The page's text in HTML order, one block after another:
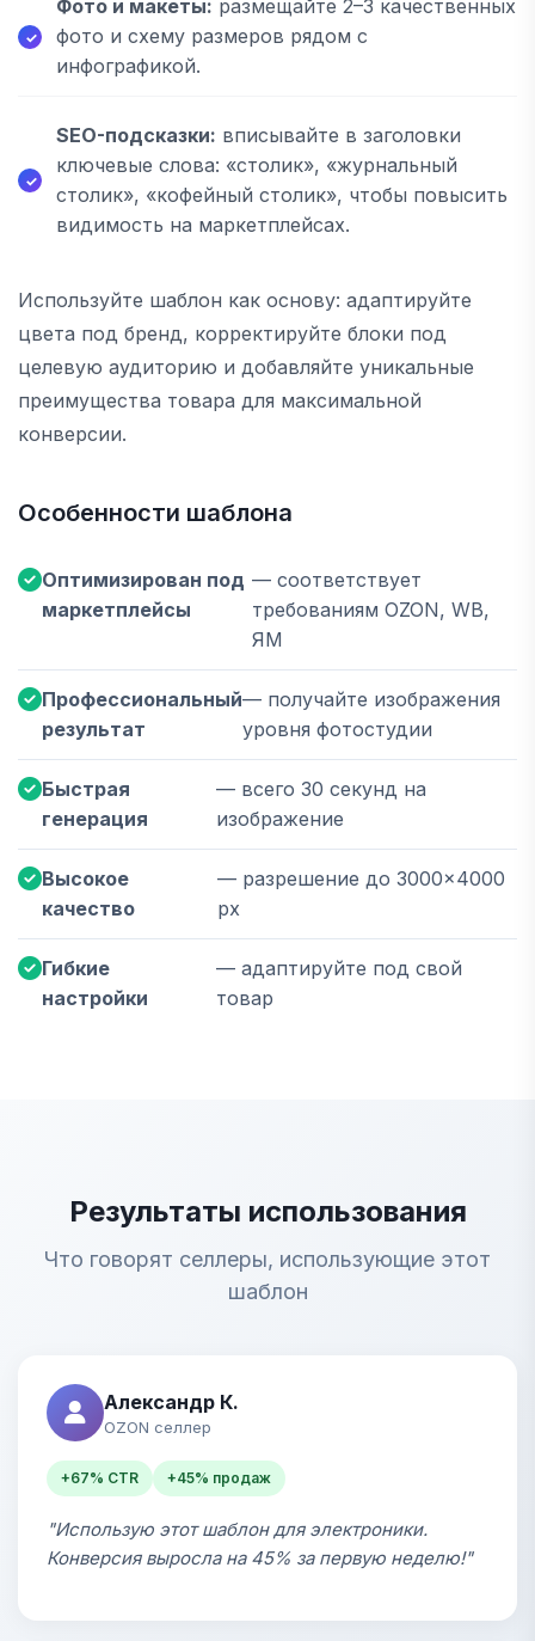
Фото и макеты: размещайте 2–3 качественных
фото и схему размеров рядом с
инфографикой.
SEO-подсказки: вписывайте в заголовки
ключевые слова: «столик», «журнальный
столик», «кофейный столик», чтобы повысить
видимость на маркетплейсах.
Используйте шаблон как основу: адаптируйте
цвета под бренд, корректируйте блоки под
целевую аудиторию и добавляйте уникальные
преимущества товара для максимальной
конверсии.
Особенности шаблона
Оптимизирован под
маркетплейсы
— соответствует
требованиям OZON, WB,
ЯМ
Профессиональный
результат
— получайте изображения
уровня фотостудии
Быстрая
генерация
— всего 30 секунд на
изображение
Высокое
качество
— разрешение до 3000×4000
px
Гибкие
настройки
— адаптируйте под свой
товар
Результаты использования
Что говорят селлеры, использующие этот
шаблон
Александр К.
OZON селлер
+67% CTR +45% продаж
"Использую этот шаблон для электроники.
Конверсия выросла на 45% за первую неделю!"